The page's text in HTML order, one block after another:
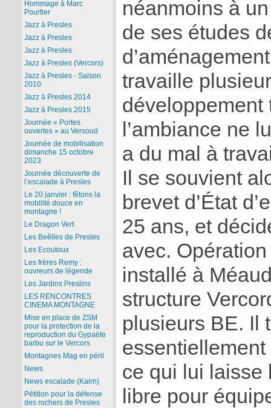
néanmoins à
de ses études
travaille
développement
l’ambiance ne
a du mal à
Il se souvient
brevet d’État
25 ans, et
avec.
installé à
structure
plusieurs BE. Il
essentiellement
ce qui lui laisse
libre pour
Hommage à Marc
Pourtier
Jazz à Presles
Jazz à Presles
Jazz à Presles
Jazz à Presles (Vercors)
Jazz à Presles - Saison
2010
Jazz à Presles 2014
Jazz à Presles 2015
Journée « Portes
ouvertes » au Versoud
Journée de mobilisation
dimanche 15 octobre
2023
Journée découverte de
l’escalade à Presles
Le 20 janvier : fêtons la
mobilité douce en
montagne !
Le Dragon Vert
Les Beêlles de Presles
Les Ecoutoux
Les frères Remy :
ouvreurs de légende
Les Jardins Preslins
LES RENCONTRES
CINEMA MONTAGNE
Mise en place de ZSM
pour la protection de la
reproduction du Gypaète
barbu sur le Vercors
Montagnes Mag en péril
News
News escalade (Kairn)
Pétition pour la défense
des rochers de Presles